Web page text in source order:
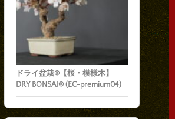
ドライ盆栽®【桜・模様木】
DRY BONSAI® (EC-premium04)